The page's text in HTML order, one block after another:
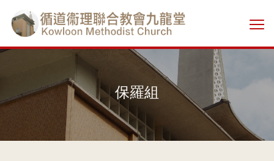
main
content
切
換
香
港
督
教
保羅組